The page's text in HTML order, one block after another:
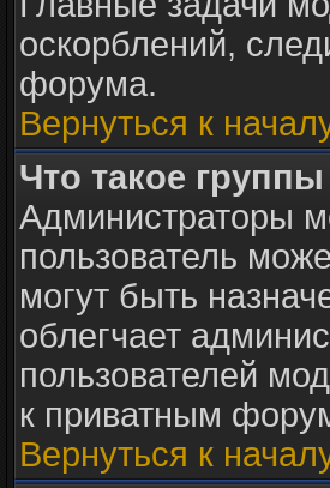
оскорблений,
форума.
Вернуться к
Что такое
Администраторы
пользователь
могут быть
облегчает
пользователей
к приватным
Вернуться к